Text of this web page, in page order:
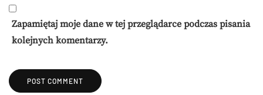
Zapamiętaj moje dane w tej przeglądarce podczas pisania
kolejnych komentarzy.